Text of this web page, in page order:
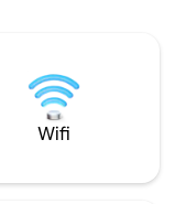
wat je nodig hebt
vakantie te creëren. 5 min
min
Reserve 15 min
Wifi